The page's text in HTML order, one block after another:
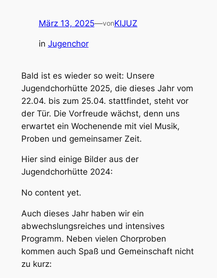
März 13, 2025—vonKIJUZ
in Jugenchor
Bald ist es wieder so weit: Unsere
Jugendchorhütte 2025, die dieses Jahr vom
22.04. bis zum 25.04. stattfindet, steht vor
der Tür. Die Vorfreude wächst, denn uns
erwartet ein Wochenende mit viel Musik,
Proben und gemeinsamer Zeit.
Hier sind einige Bilder aus der
Jugendchorhütte 2024:
No content yet.
Auch dieses Jahr haben wir ein
abwechslungsreiches und intensives
Programm. Neben vielen Chorproben
kommen auch Spaß und Gemeinschaft nicht
zu kurz: